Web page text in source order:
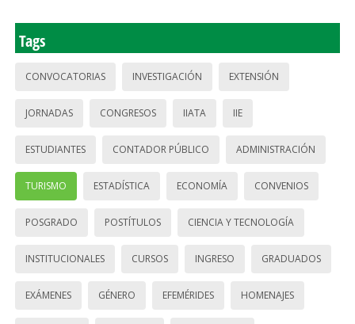
Tags
CONVOCATORIAS INVESTIGACIÓN EXTENSIÓN
JORNADAS CONGRESOS IIATA IIE
ESTUDIANTES CONTADOR PÚBLICO ADMINISTRACIÓN
TURISMO ESTADÍSTICA ECONOMÍA CONVENIOS
POSGRADO POSTÍTULOS CIENCIA Y TECNOLOGÍA
INSTITUCIONALES CURSOS INGRESO GRADUADOS
EXÁMENES GÉNERO EFEMÉRIDES HOMENAJES